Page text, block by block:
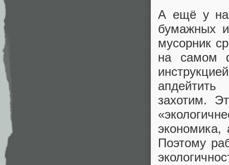
А ещё у
бумажных
мусорник
на самом
захотим.
Поэтому